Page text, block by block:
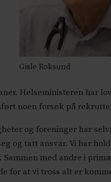
Gisle Roksund
Helseministeren har
noen forsøk på
og foreninger har
og tatt ansvar. Vi har
med andre i
for at vi tross alt er